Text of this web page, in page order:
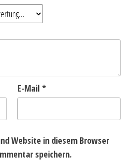
E-Mail *
Website in diesem Browser
speichern.